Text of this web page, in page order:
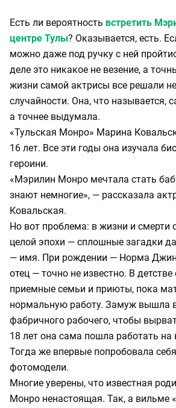
Есть ли вероятность встретить
центре Тулы? Оказывается, есть.
можно даже под ручку с ней
деле это никакое не везение, а
жизни самой актрисы все решали
случайности. Она, что называется,
а точнее выдумала.
«Тульская Монро» Марина
16 лет. Все эти годы она изучала
героини.
«Мэрилин Монро мечтала стать
знают немногие», — рассказала
Ковальская.
Но вот проблема: в жизни и смерти
целой эпохи — сплошные загадки
— имя. При рождении — Норма Джин
отец — точно не известно. В
приемные семьи и приюты, пока
нормальную работу. Замуж вышла в
фабричного рабочего, чтобы
18 лет она сама пошла работать на
Тогда же впервые попробовала
фотомодели.
Многие уверены, что известная
Монро ненастоящая. Так, а вильме